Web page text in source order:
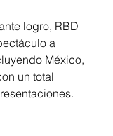
logro, RBD
a
México,
un total